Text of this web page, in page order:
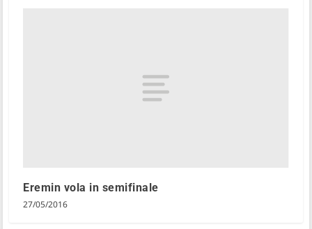
Eremin vola in semifinale
27/05/2016